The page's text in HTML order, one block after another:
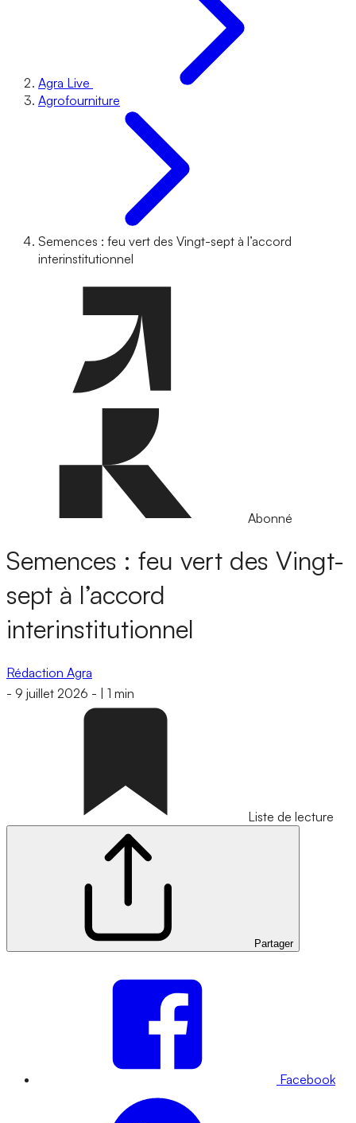
Agra Live
Agrofourniture
Semences : feu vert des Vingt-sept à l’accord
interinstitutionnel
Abonné
Semences : feu vert des Vingt-
sept à l’accord
interinstitutionnel
Rédaction Agra
- 9 juillet 2026 - 1 min
Liste de lecture
Partager
Facebook